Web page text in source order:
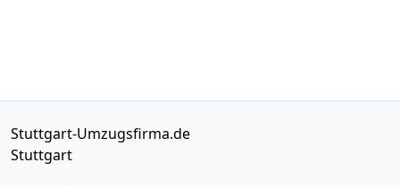
Stuttgart-Umzugsfirma.de
Stuttgart